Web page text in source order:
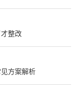
整改
方案解析